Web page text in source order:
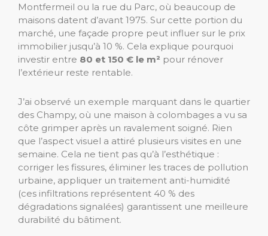
Montfermeil ou la rue du Parc, où beaucoup de
maisons datent d’avant 1975. Sur cette portion du
marché, une façade propre peut influer sur le prix
immobilier jusqu’à 10 %. Cela explique pourquoi
investir entre 80 et 150 € le m² pour rénover
l’extérieur reste rentable.
J’ai observé un exemple marquant dans le quartier
des Champy, où une maison à colombages a vu sa
côte grimper après un ravalement soigné. Rien
que l’aspect visuel a attiré plusieurs visites en une
semaine. Cela ne tient pas qu’à l’esthétique :
corriger les fissures, éliminer les traces de pollution
urbaine, appliquer un traitement anti-humidité
(ces infiltrations représentent 40 % des
dégradations signalées) garantissent une meilleure
durabilité du bâtiment.